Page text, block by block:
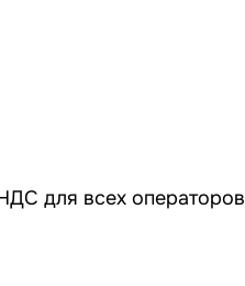
для всех операторов